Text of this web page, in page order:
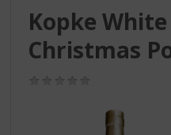
Kopke White
Christmas